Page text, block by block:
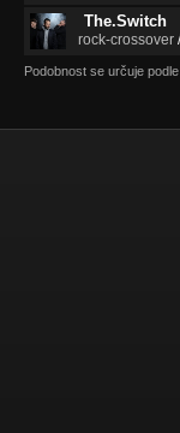
The.Switch
rock-crossover
Podobnost se určuje